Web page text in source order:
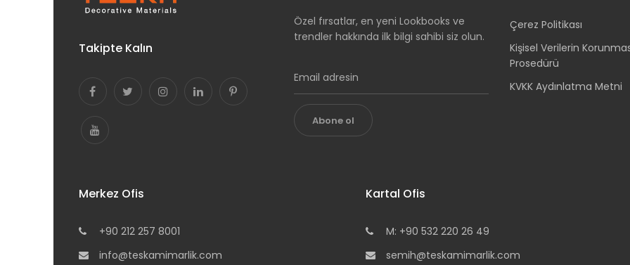
Takipte Kalın
Özel fırsatlar, en yeni Lookbooks ve
trendler hakkında ilk bilgi sahibi siz olun.
Abone ol
Çerez Politikası
Kişisel Verilerin
Prosedürü
KVKK Aydınlatma Metni
Merkez Ofis
+90 212 257 8001
info@teskamimarlik.com
Kartal Ofis
M: +90 532 220 26 49
semih@teskamimarlik.com